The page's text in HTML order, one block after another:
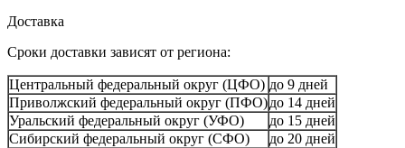
Доставка
Сроки доставки зависят от региона:
Центральный федеральный округ (ЦФО) до 9 дней
Приволжский федеральный округ (ПФО)до 14 дней
Уральский федеральный округ (УФО)
до 15 дней
Сибирский федеральный округ (СФО)
до 20 дней